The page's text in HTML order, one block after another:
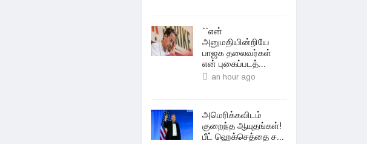
``என்
அனுமதியின்றியே
பாஜக தலைவர்கள்
என் புகைப்படத்...
an hour ago
அமெரிக்கவிடம்
குறைந்த ஆயுதங்கள்!
பீட் ஹெக்செத்தை ச...